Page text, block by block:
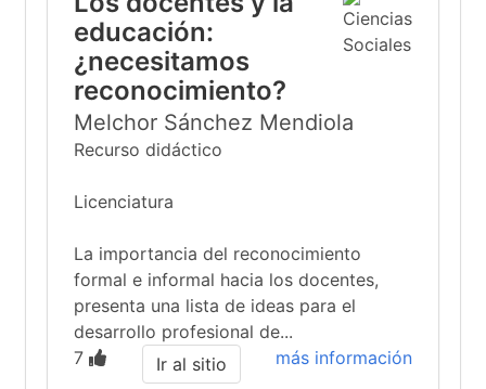
educación:
¿necesitamos
reconocimiento?
Melchor Sánchez Mendiola
Recurso didáctico
Licenciatura
La importancia del reconocimiento
formal e informal hacia los docentes,
presenta una lista de ideas para el
desarrollo profesional de...
7
más información
Ir al sitio